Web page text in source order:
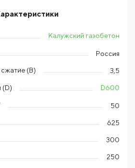
Калужский газобетон
Россия
(В) 3,5
(D) D600
50
625
300
250